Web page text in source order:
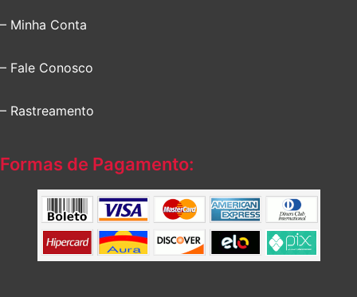
– Minha Conta
– Fale Conosco
– Rastreamento
Formas de Pagamento: